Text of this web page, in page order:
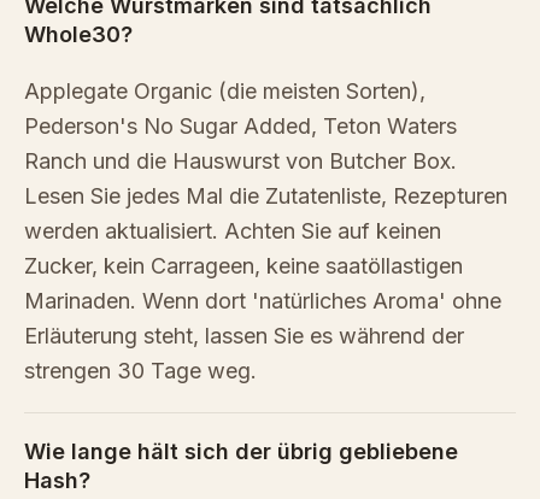
Welche Wurstmarken sind tatsächlich
Whole30?
Applegate Organic (die meisten Sorten),
Pederson's No Sugar Added, Teton Waters
Ranch und die Hauswurst von Butcher Box.
Lesen Sie jedes Mal die Zutatenliste, Rezepturen
werden aktualisiert. Achten Sie auf keinen
Zucker, kein Carrageen, keine saatöllastigen
Marinaden. Wenn dort 'natürliches Aroma' ohne
Erläuterung steht, lassen Sie es während der
strengen 30 Tage weg.
Wie lange hält sich der übrig gebliebene
Hash?